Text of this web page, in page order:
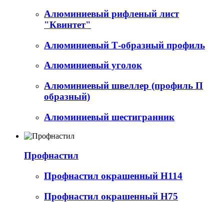
Алюминиевый рифленый лист
"Квинтет"
Алюминиевый Т-образный профиль
Алюминиевый уголок
Алюминиевый швеллер (профиль П
образный)
Алюминиевый шестигранник
Профнастил
Профнастил окрашенный Н114
Профнастил окрашенный Н75